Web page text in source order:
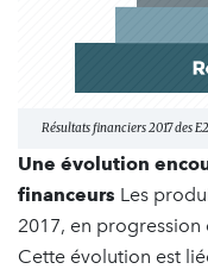
Résultats financiers 2017 des
Une évolution
financeurs Les
2017, en progression
Cette évolution est